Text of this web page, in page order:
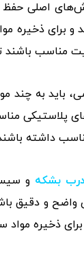
اصلی حفظ
برای ذخیره
مناسب باشند
باید به چند
پلاستیکی
داشته
بشکه و
واضح و دقیق
ذخیره